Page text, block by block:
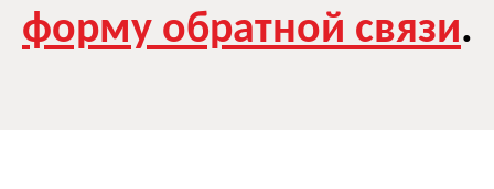
форму обратной связи.